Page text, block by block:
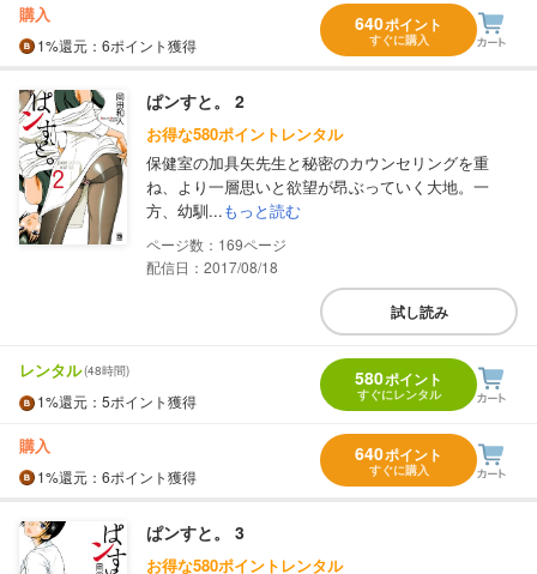
購入
1%還元 ：6ポイント獲得
640ポイント
すぐに購入
ぱンすと。 2
お得な580ポイントレンタル
保健室の加具矢先生と秘密のカウンセリングを重
ね、より一層思いと欲望が昂ぶっていく大地。一
方、幼馴...もっと読む
169
配信日：2017/08/18
試し読み
レンタル(48時間)
1%還元 ：5ポイント獲得
580ポイント
すぐにレンタル
購入
1%還元 ：6ポイント獲得
640ポイント
すぐに購入
ぱンすと。 3
お得な580ポイントレンタル